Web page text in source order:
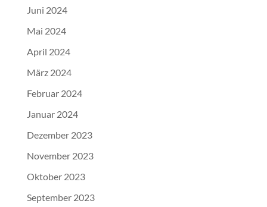
Juni 2024
Mai 2024
April 2024
März 2024
Februar 2024
Januar 2024
Dezember 2023
November 2023
Oktober 2023
September 2023